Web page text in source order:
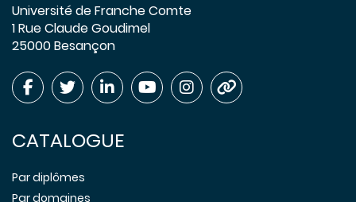
Université de Franche Comte
1 Rue Claude Goudimel
25000 Besançon
CATALOGUE
Par diplômes
Par domaines